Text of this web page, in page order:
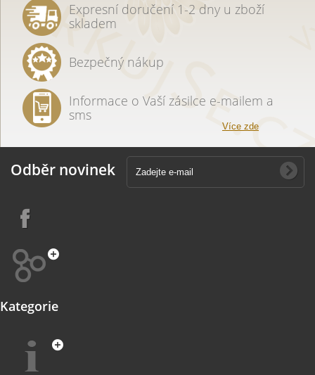
Expresní doručení 1-2 dny u zboží
skladem
Bezpečný nákup
Informace o Vaší zásilce e-mailem a
sms
Více zde
Odběr novinek
Kategorie